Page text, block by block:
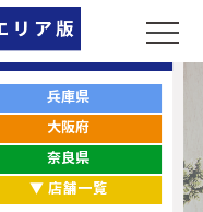
お店をエリアから探す
兵庫県
大阪府
奈良県
▼ 店舗一覧